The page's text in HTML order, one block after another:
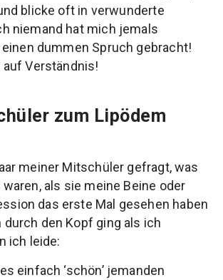
blicke oft in verwunderte
niemand hat mich jemals
dummen Spruch gebracht!
Verständnis!
zum Lipödem
meiner Mitschüler gefragt, was
als sie meine Beine oder
das erste Mal gesehen haben
durch den Kopf ging als ich
ich leide:
einfach ‘schön’ jemanden